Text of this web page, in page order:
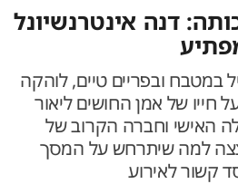
דנה אינטרנשיונל
במטבח ובפריים טיים, לוהקה
של אמן החושים ליאור
האישי וחברה הקרוב של
למה שיתרחש על המסך
קשור לאירוע